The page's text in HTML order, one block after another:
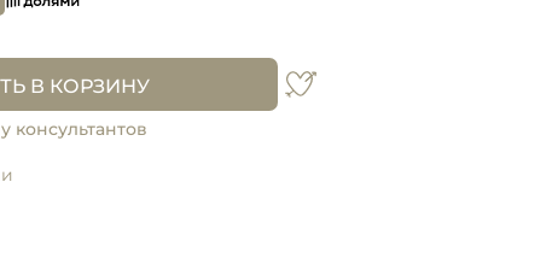
В КОРЗИНУ
консультантов